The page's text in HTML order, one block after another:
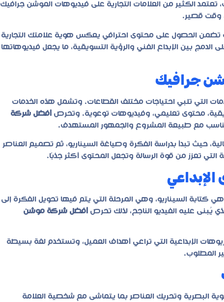
الكثير من العلامات التجارية على فيديوهات الموشن جرافيك
وقت قصير.
تضمن الحصول على محتوى احترافي يعكس هوية علامتك التجارية
الدمج بين الإبداع الفني والرؤية التسويقية، ما يجعل فيديوهاتها
جرافيك
التي تلبي احتياجات مختلف القطاعات. وتشمل هذه الخدمات
محتوى تعليمي، وفيديوهات توعوية. وتحرص أفضل شركة
مع طبيعة المشروع والجمهور المستهدف.
حيث تبدأ بدراسة الفكرة وصياغة السيناريو، ثم تصميم العناصر
التي تعزز من قوة الرسالة وتجعل المحتوى أكثر جذبًا.
الإبداعي
السيناريو، وهي المرحلة التي يتم فيها تحويل الفكرة إلى
يُبنى عليه الفيديو الناجح، لذلك تحرص أفضل شركة موشن
الإبداعية التي تراعي أهداف العميل، وتستخدم لغة بسيطة
المطلوب.
البصرية وتحريك العناصر بما يتماشى مع شخصية العلامة